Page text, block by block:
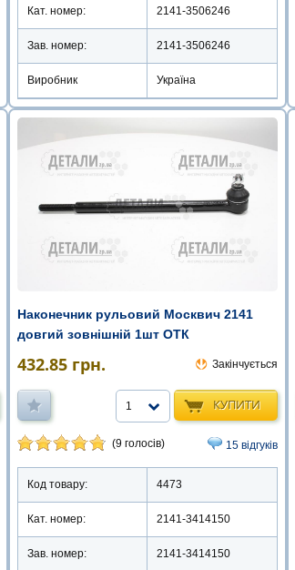
Кат. номер: 2141-3506246
Зав. номер: 2141-3506246
Виробник Україна
Наконечник рульовий Москвич 2141
довгий зовнішній 1шт ОТК
432.85 грн. Закінчується
КУПИТИ
1
(9 голосів) 15 відгуків
Код товару: 4473
Кат. номер: 2141-3414150
Зав. номер: 2141-3414150